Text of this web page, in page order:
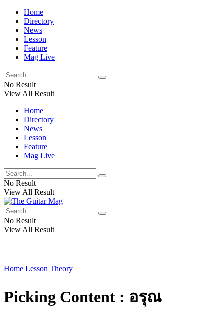
Home
Directory
News
Lesson
Feature
Mag Live
No Result
View All Result
Home
Directory
News
Lesson
Feature
Mag Live
No Result
View All Result
No Result
View All Result
Home Lesson Theory
Picking Content : อรุณ